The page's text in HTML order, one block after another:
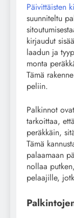
Päivittäisten
suunniteltu
kirjaudut
laadun ja
monta
Tämä
peliin.
Palkinnot
tarkoittaa,
peräkkäin,
Tämä
palaamaan
nollaa
pelaajille,